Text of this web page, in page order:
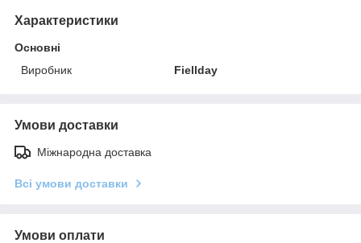
Характеристики
Основні
Виробник
Fiellday
Умови доставки
Міжнародна доставка
Всі умови доставки
Умови оплати